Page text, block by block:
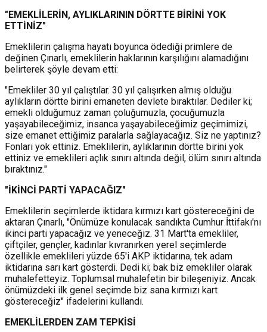
"EMEKLİLERİN, AYLIKLARININ DÖRTTE BİRİNİ YOK
ETTİNİZ"
Emeklilerin çalışma hayatı boyunca ödediği primlere de
değinen Çınarlı, emeklilerin haklarının karşılığını alamadığını
belirterek şöyle devam etti:
"Emekliler 30 yıl çalıştılar. 30 yıl çalışırken almış olduğu
aylıkların dörtte birini emaneten devlete bıraktılar. Dediler ki;
emekli olduğumuz zaman çoluğumuzla, çocuğumuzla
yaşayabileceğimiz, insanca yaşayabileceğimiz geçimimizi,
size emanet ettiğimiz paralarla sağlayacağız. Siz ne yaptınız?
Fonları yok ettiniz. Emeklilerin, aylıklarının dörtte birini yok
ettiniz ve emeklileri açlık sınırı altında değil, ölüm sınırı altında
bıraktınız."
"İKİNCİ PARTİ YAPACAĞIZ"
Emeklilerin seçimlerde iktidara kırmızı kart göstereceğini de
aktaran Çınarlı, "Önümüze konulacak sandıkta Cumhur İttifakı'nı
ikinci parti yapacağız ve yeneceğiz. 31 Mart'ta emekliler,
çiftçiler, gençler, kadınlar kıvranırken yerel seçimlerde
özellikle emeklileri yüzde 65'i AKP iktidarına, tek adam
iktidarına sarı kart gösterdi. Dedi ki; bak biz emekliler olarak
muhalefetteyiz. Toplumsal muhalefetin bir bileşeniyiz. Ancak
önümüzdeki ilk genel seçimde biz sana kırmızı kart
göstereceğiz" ifadelerini kullandı.
EMEKLİLERDEN ZAM TEPKİSİ